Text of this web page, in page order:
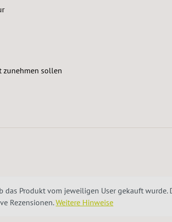
zunehmen sollen
Produkt vom jeweiligen User gekauft wurde.
Rezensionen. Weitere Hinweise